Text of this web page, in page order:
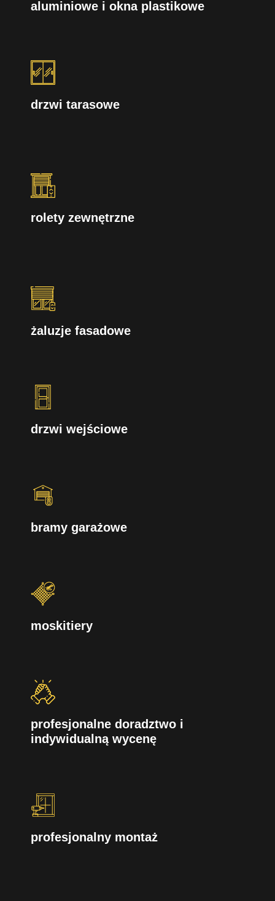
aluminiowe i okna plastikowe
drzwi tarasowe
rolety zewnętrzne
żaluzje fasadowe
drzwi wejściowe
bramy garażowe
moskitiery
profesjonalne doradztwo i
indywidualną wycenę
profesjonalny montaż